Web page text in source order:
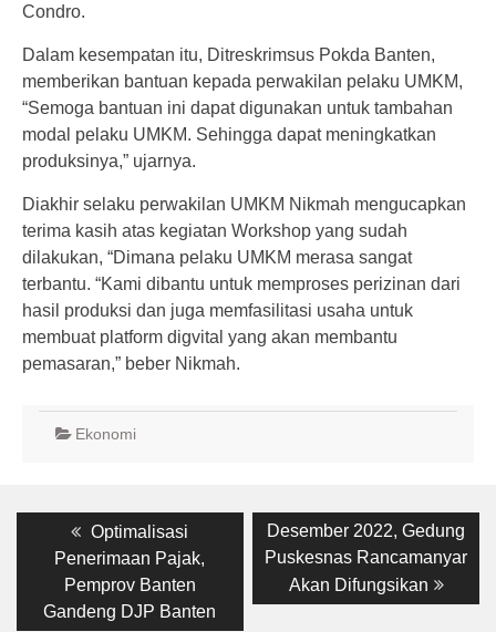
Condro.
Dalam kesempatan itu, Ditreskrimsus Pokda Banten,
memberikan bantuan kepada perwakilan pelaku UMKM,
“Semoga bantuan ini dapat digunakan untuk tambahan
modal pelaku UMKM. Sehingga dapat meningkatkan
produksinya,” ujarnya.
Diakhir selaku perwakilan UMKM Nikmah mengucapkan
terima kasih atas kegiatan Workshop yang sudah
dilakukan, “Dimana pelaku UMKM merasa sangat
terbantu. “Kami dibantu untuk memproses perizinan dari
hasil produksi dan juga memfasilitasi usaha untuk
membuat platform digvital yang akan membantu
pemasaran,” beber Nikmah.
Ekonomi
navigation
Previous
post:
Optimalisasi
Penerimaan Pajak,
Pemprov Banten
Gandeng DJP Banten
Next
post:
Desember 2022, Gedung
Puskesnas Rancamanyar
Akan Difungsikan